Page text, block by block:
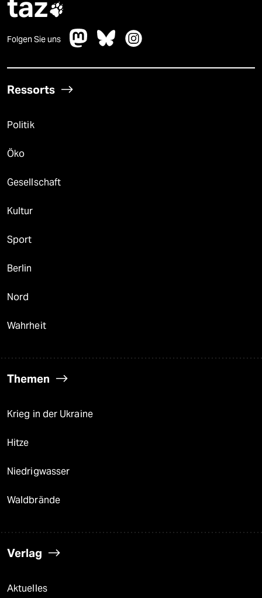

Folgen Sie uns
Ressorts
Politik
Öko
Gesellschaft
Kultur
Sport
Berlin
Nord
Wahrheit
Themen
Krieg in der Ukraine
Hitze
Niedrigwasser
Waldbrände
Verlag
Aktuelles